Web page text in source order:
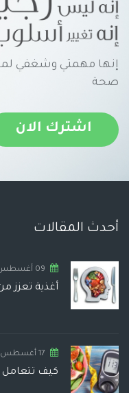
إنها مهمتي وشغفي
صحة
اشترك الان
أحدث المقالات
09 أغسطس,2020
أغذية تعزز
17 أغسطس,2020
كيف تتعامل